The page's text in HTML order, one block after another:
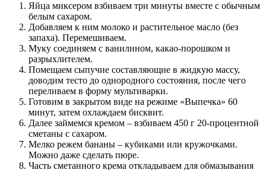
Яйца миксером взбиваем три минуты вместе с обычным
белым сахаром.
Добавляем к ним молоко и растительное масло (без
запаха). Перемешиваем.
Муку соединяем с ванилином, какао-порошком и
разрыхлителем.
Помещаем сыпучие составляющие в жидкую массу,
доводим тесто до однородного состояния, после чего
переливаем в форму мультиварки.
Готовим в закрытом виде на режиме «Выпечка» 60
минут, затем охлаждаем бисквит.
Далее займемся кремом – взбиваем 450 г 20-процентной
сметаны с сахаром.
Мелко режем бананы – кубиками или кружочками.
Можно даже сделать пюре.
Часть сметанного крема откладываем для обмазывания